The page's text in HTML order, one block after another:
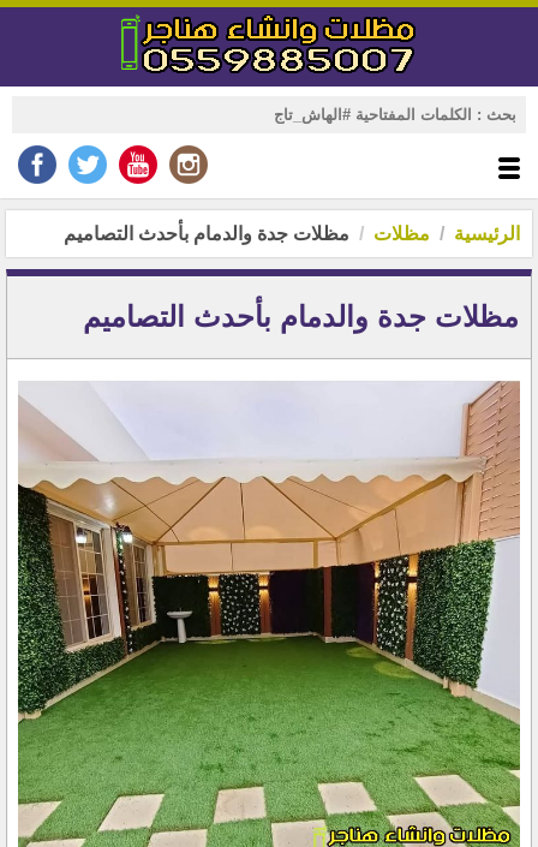
الرئيسية مظلات مظلات جدة والدمام بأحدث التصاميم
مظلات جدة والدمام بأحدث التصاميم